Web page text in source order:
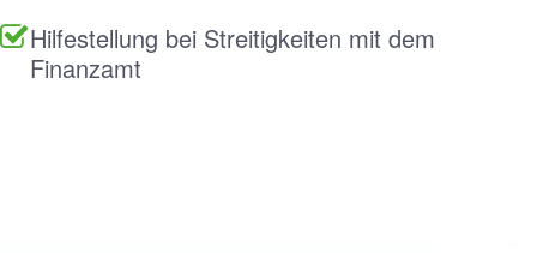
Hilfestellung bei Streitigkeiten mit dem
Finanzamt